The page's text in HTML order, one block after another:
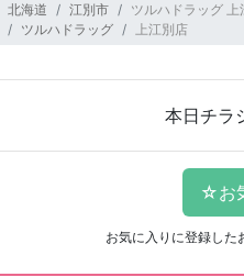
北海道 江別市
ツルハドラッグ 上
ツルハドラッグ 上江別店
本日チラ
お気に入りに登録した